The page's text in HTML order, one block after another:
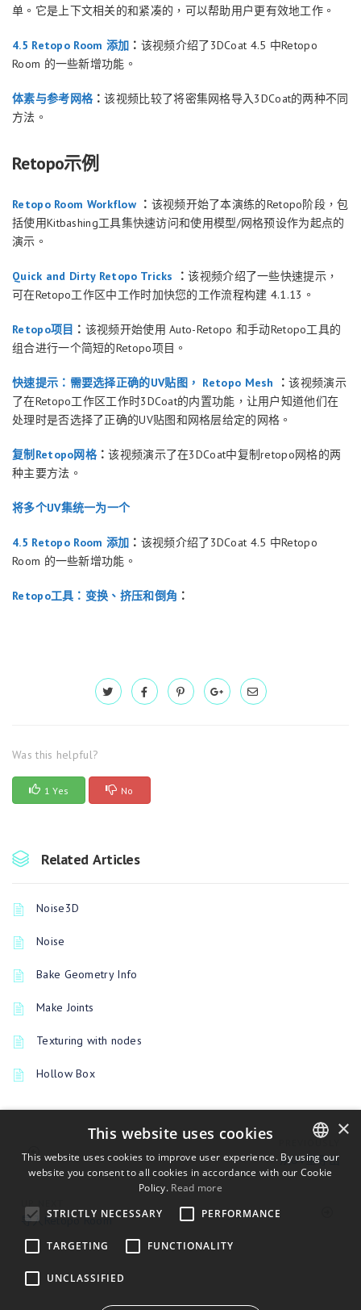
单。它是上下文相关的和紧凑的，可以帮助用户更有效地工作。
4.5 Retopo Room 添加 ： 该视频介绍了3DCoat 4.5 中Retopo
Room 的一些新增功能。
体素与参考网格：该视频比较了将密集网格导入3DCoat的两种不同
方法。
Retopo示例
Retopo Room Workflow ： 该视频开始了本演练的Retopo阶段，包
括使用Kitbashing工具集快速访问和使用模型/网格预设作为起点的
演示。
Quick and Dirty Retopo Tricks ：该视频介绍了一些快速提示，
可在Retopo工作区中工作时加快您的工作流程构建 4.1.13。
Retopo项目 ： 该视频开始使用 Auto-Retopo 和手动Retopo工具的
组合进行一个简短的Retopo项目。
快速提示：需要选择正确的UV贴图， Retopo Mesh ：该视频演示
了在Retopo工作区工作时3DCoat的内置功能，让用户知道他们在
处理时是否选择了正确的UV贴图和网格层给定的网格。
复制Retopo网格：该视频演示了在3DCoat中复制retopo网格的两
种主要方法。
将多个UV集统一为一个
4.5 Retopo Room 添加 ： 该视频介绍了3DCoat 4.5 中Retopo
Room 的一些新增功能。
Retopo工具：变换、挤压和倒角 ：
Was this helpful?
1 Yes No
Related Articles
Noise3D
Noise
Bake Geometry Info
Make Joints
Texturing with nodes
Hollow Box
从UV室导出
导入Retopo Room
ENGLISH
×
This website uses cookies
This website uses cookies to improve user experience. By using our
website you consent to all cookies in accordance with our Cookie
Policy. Read more
STRICTLY NECESSARY
PERFORMANCE
TARGETING FUNCTIONALITY
UNCLASSIFIED